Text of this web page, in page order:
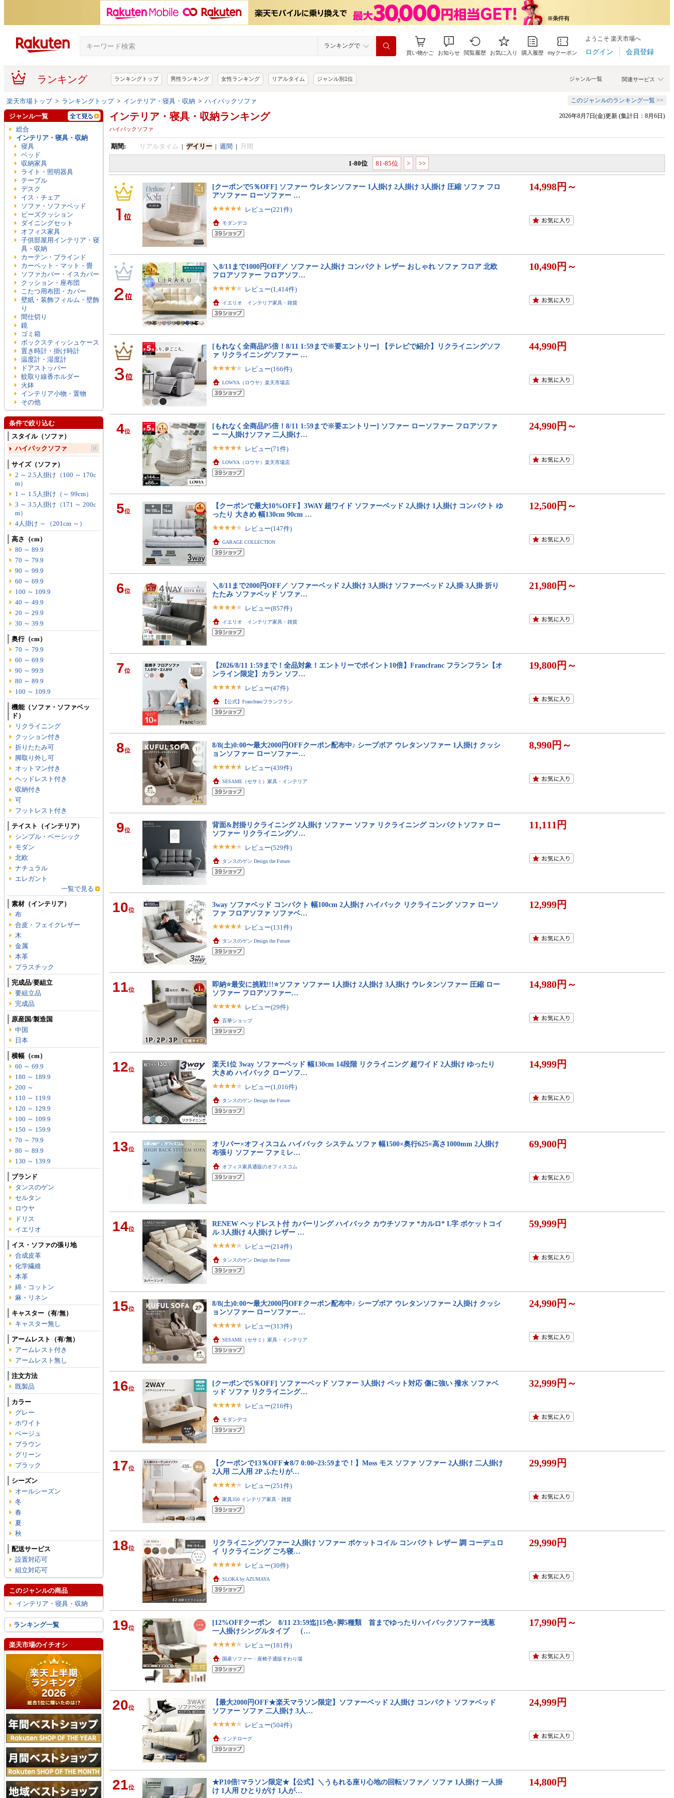
ランキングで
買い物かご お知らせ 閲覧履歴 お気に入り 購入履歴 myクーポン
ようこそ 楽天市場へ
ログイン 会員登録
ランキング 関連サービス
ジャンル一覧
ランキングトップ 男性ランキング 女性ランキング リアルタイム ジャンル別1位
楽天市場トップ> ランキングトップ> インテリア・寝具・収納 > ハイバックソファ このジャンルのランキング一覧 >>
インテリア・寝具・収納ランキング
ハイバックソファ
2026年8月7日(金)更新 (集計日：8月6日)
期間: リアルタイム | デイリー| 週間 | 月間
1-80位 81-85位 > >>
[クーポンで5％OFF] ソファー ウレタンソファー 1人掛け 2人掛け 3人掛け 圧縮 ソファ フロ
アソファー ローソファー …
レビュー(221件)
モダンデコ
14,998円～
＼8/11まで1000円OFF／ ソファー 2人掛け コンパクト レザー おしゃれ ソファ フロア 北欧
フロアソファー フロアソフ…
レビュー(1,414件)
イエリオ インテリア家具・雑貨
10,490円～
[もれなく全商品P5倍！8/11 1:59まで※要エントリー] 【テレビで紹介】リクライニングソフ
ァ リクライニングソファー …
レビュー(166件)
LOWYA（ロウヤ）楽天市場店
44,990円
4位
[もれなく全商品P5倍！8/11 1:59まで※要エントリー] ソファー ローソファー フロアソファ
ー 一人掛けソファ 二人掛け…
レビュー(71件)
LOWYA（ロウヤ）楽天市場店
24,990円～
5位
【クーポンで最大10%OFF】3WAY 超ワイド ソファーベッド 2人掛け 1人掛け コンパクト ゆ
ったり 大きめ 幅130cm 90cm …
レビュー(147件)
GARAGE COLLECTION
12,500円～
6位
＼8/11まで2000円OFF／ ソファーベッド 2人掛け 3人掛け ソファーベッド 2人掛 3人掛 折り
たたみ ソファベッド ソファ…
レビュー(857件)
イエリオ インテリア家具・雑貨
21,980円～
7位
【2026/8/11 1:59まで！全品対象！エントリーでポイント10倍】Francfranc フランフラン【オ
ンライン限定】カラン ソフ…
レビュー(47件)
【公式】Francfrancフランフラン
19,800円～
8位
8/8(土)0:00〜最大2000円OFFクーポン配布中♪ シープボア ウレタンソファー 1人掛け クッシ
ョンソファー ローソファー…
レビュー(439件)
SESAME（セサミ）家具・インテリア
8,990円～
9位
背面&肘掛リクライニング 2人掛け ソファー ソファ リクライニング コンパクトソファ ロー
ソファー リクライニングソ…
レビュー(529件)
タンスのゲン Design the Future
11,111円
10位
3way ソファベッド コンパクト 幅100cm 2人掛け ハイバック リクライニング ソファ ローソ
ファ フロアソファ ソファベ…
レビュー(131件)
タンスのゲン Design the Future
12,999円
11位
即納⭐最安に挑戦!!!⭐ソファ ソファー 1人掛け 2人掛け 3人掛け ウレタンソファー 圧縮 ロー
ソファー フロアソファー…
レビュー(29件)
百華ショップ
14,980円～
12位
楽天1位 3way ソファーベッド 幅130cm 14段階 リクライニング 超ワイド 2人掛け ゆったり
大きめ ハイバック ローソフ…
レビュー(1,016件)
タンスのゲン Design the Future
14,999円
13位
オリバー×オフィスコム ハイバック システム ソファ 幅1500×奥行625×高さ1000mm 2人掛け
布張り ソファー ファミレ…
オフィス家具通販のオフィスコム
69,900円
14位
RENEW ヘッドレスト付 カバーリング ハイバック カウチソファ *カルロ* L字 ポケットコイ
ル 3人掛け 4人掛け レザー …
レビュー(214件)
タンスのゲン Design the Future
59,999円
15位
8/8(土)0:00〜最大2000円OFFクーポン配布中♪ シープボア ウレタンソファー 2人掛け クッシ
ョンソファー ローソファー…
レビュー(313件)
SESAME（セサミ）家具・インテリア
24,990円～
16位
[クーポンで5％OFF] ソファーベッド ソファー 3人掛け ペット対応 傷に強い 撥水 ソファベ
ッド ソファ リクライニング…
レビュー(216件)
モダンデコ
32,999円～
17位
【クーポンで13％OFF★8/7 0:00~23:59まで！】Moss モス ソファ ソファー 2人掛け 二人掛け
2人用 二人用 2P ふたりが…
レビュー(251件)
家具350 インテリア家具・雑貨
29,999円
18位
リクライニングソファー 2人掛け ソファー ポケットコイル コンパクト レザー 調 コーデュロ
イ リクライニング ごろ寝…
レビュー(30件)
SLOKA by AZUMAYA
29,990円
19位
[12%OFFクーポン 8/11 23:59迄]15色×脚5種類 首までゆったりハイバックソファー浅葱
一人掛けシングルタイプ （…
レビュー(181件)
国産ソファー・座椅子通販すわり場
17,990円～
20位
【最大2000円OFF★楽天マラソン限定】ソファーベッド 2人掛け コンパクト ソファベッド
ソファー ソファ 二人掛け 3人…
レビュー(504件)
インテローグ
24,999円
21位
★P10倍!マラソン限定★【公式】＼うもれる座り心地の回転ソファ／ ソファ 1人掛け 一人掛
け 1人用 ひとりがけ 1人が…
14,800円
ジャンル一覧
総合
インテリア・寝具・収納
寝具
ベッド
収納家具
ライト・照明器具
テーブル
デスク
イス・チェア
ソファ・ソファベッド
ビーズクッション
ダイニングセット
オフィス家具
子供部屋用インテリア・寝
具・収納
カーテン・ブラインド
カーペット・マット・畳
ソファカバー・イスカバー
クッション・座布団
こたつ用布団・カバー
壁紙・装飾フィルム・壁飾
り
間仕切り
鏡
ゴミ箱
ボックスティッシュケース
置き時計・掛け時計
温度計・湿度計
ドアストッパー
蚊取り線香ホルダー
火鉢
インテリア小物・置物
その他
条件で絞り込む
スタイル（ソファ）
ハイバックソファ
サイズ（ソファ）
2 ～ 2.5人掛け（100 ～ 170c
m）
1 ～ 1.5人掛け（～ 99cm）
3 ～ 3.5人掛け（171 ～ 200c
m）
4人掛け ～（201cm ～）
高さ（cm）
80 ～ 89.9
70 ～ 79.9
90 ～ 99.9
60 ～ 69.9
100 ～ 109.9
40 ～ 49.9
20 ～ 29.9
30 ～ 39.9
奥行（cm）
70 ～ 79.9
60 ～ 69.9
90 ～ 99.9
80 ～ 89.9
100 ～ 109.9
機能（ソファ・ソファベッ
ド）
リクライニング
クッション付き
折りたたみ可
脚取り外し可
オットマン付き
ヘッドレスト付き
収納付き
可
フットレスト付き
テイスト（インテリア）
シンプル・ベーシック
モダン
北欧
ナチュラル
エレガント
一覧で見る
素材（インテリア）
布
合皮・フェイクレザー
木
金属
本革
プラスチック
完成品/要組立
要組立品
完成品
原産国/製造国
中国
日本
横幅（cm）
60 ～ 69.9
180 ～ 189.9
200 ～
110 ～ 119.9
120 ～ 129.9
100 ～ 109.9
150 ～ 159.9
70 ～ 79.9
80 ～ 89.9
130 ～ 139.9
ブランド
タンスのゲン
セルタン
ロウヤ
ドリス
イエリオ
イス・ソファの張り地
合成皮革
化学繊維
本革
綿・コットン
麻・リネン
キャスター（有/無）
キャスター無し
アームレスト（有/無）
アームレスト付き
アームレスト無し
注文方法
既製品
カラー
グレー
ホワイト
ベージュ
ブラウン
グリーン
ブラック
シーズン
オールシーズン
冬
春
夏
秋
配送サービス
設置対応可
組立対応可
このジャンルの商品
インテリア・寝具・収納
ランキング一覧
楽天市場のイチオシ